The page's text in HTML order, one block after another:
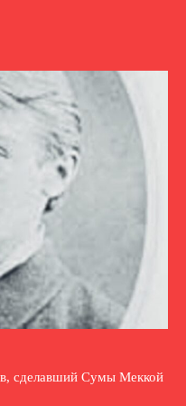
сделавший Сумы Меккой